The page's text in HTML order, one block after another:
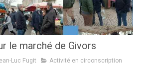
le marché de Givors
Luc Fugit Activité en circonscription